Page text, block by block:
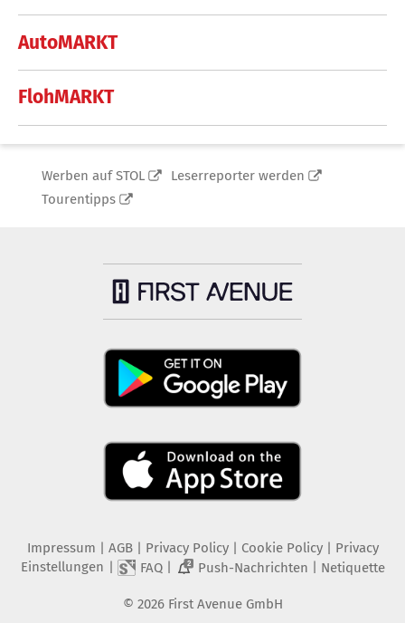
AutoMARKT
FlohMARKT
Werben auf STOL
Leserreporter werden
Tourentipps
Impressum | AGB | Privacy Policy| Cookie Policy| Privacy
Einstellungen | FAQ| 2 Push-Nachrichten | Netiquette
© 2026 First Avenue GmbH